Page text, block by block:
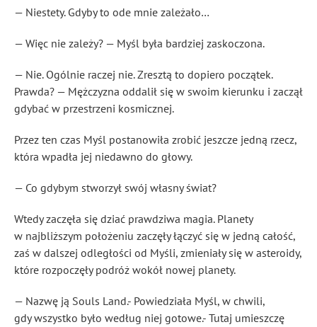
— Niestety. Gdyby to ode mnie zależało…
— Więc nie zależy? — Myśl była bardziej zaskoczona.
— Nie. Ogólnie raczej nie. Zresztą to dopiero początek.
Prawda? — Mężczyzna oddalił się w swoim kierunku i zaczął
gdybać w przestrzeni kosmicznej.
Przez ten czas Myśl postanowiła zrobić jeszcze jedną rzecz,
która wpadła jej niedawno do głowy.
— Co gdybym stworzył swój własny świat?
Wtedy zaczęła się dziać prawdziwa magia. Planety
w najbliższym położeniu zaczęły łączyć się w jedną całość,
zaś w dalszej odległości od Myśli, zmieniały się w asteroidy,
które rozpoczęły podróż wokół nowej planety.
— Nazwę ją Souls Land.- Powiedziała Myśl, w chwili,
gdy wszystko było według niej gotowe.- Tutaj umieszczę